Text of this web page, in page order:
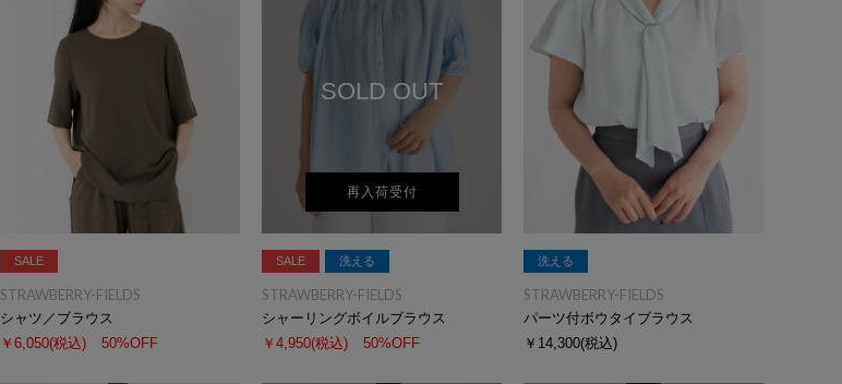
SALE
STRAWBERRY-FIELDS
シャツ／ブラウス
￥6,050(税込) 50%OFF
SOLD OUT
再入荷受付
SALE 洗える
STRAWBERRY-FIELDS
シャーリングボイルブラウス
￥4,950(税込) 50%OFF
洗える
STRAWBERRY-FIELDS
パーツ付ボウタイブラウス
￥14,300(税込)